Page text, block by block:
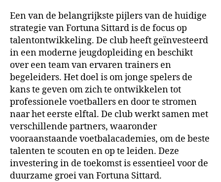
Een van de belangrijkste pijlers van de huidige
strategie van Fortuna Sittard is de focus op
talentontwikkeling. De club heeft geïnvesteerd
in een moderne jeugdopleiding en beschikt
over een team van ervaren trainers en
begeleiders. Het doel is om jonge spelers de
kans te geven om zich te ontwikkelen tot
professionele voetballers en door te stromen
naar het eerste elftal. De club werkt samen met
verschillende partners, waaronder
vooraanstaande voetbalacademies, om de beste
talenten te scouten en op te leiden. Deze
investering in de toekomst is essentieel voor de
duurzame groei van Fortuna Sittard.